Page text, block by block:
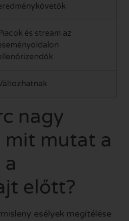
és stream az
nagy
mit mutat a
a
előtt?
esélyek megítélése